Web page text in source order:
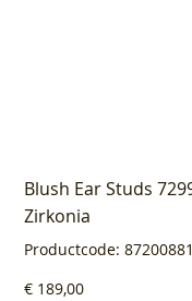
Blush Ear Studs
Zirkonia
Productcode: Productcode
Prijs
€ 189,00